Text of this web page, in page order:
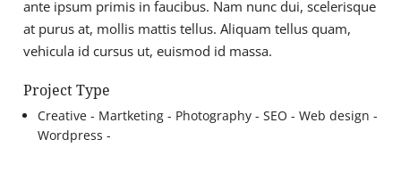
ante ipsum primis in faucibus. Nam nunc dui, scelerisque
at purus at, mollis mattis tellus. Aliquam tellus quam,
vehicula id cursus ut, euismod id massa.
Project Type
Creative - Martketing - Photography - SEO - Web design -
Wordpress -